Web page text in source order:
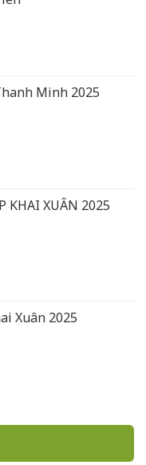
Minh 2025
KHAI XUÂN 2025
Xuân 2025